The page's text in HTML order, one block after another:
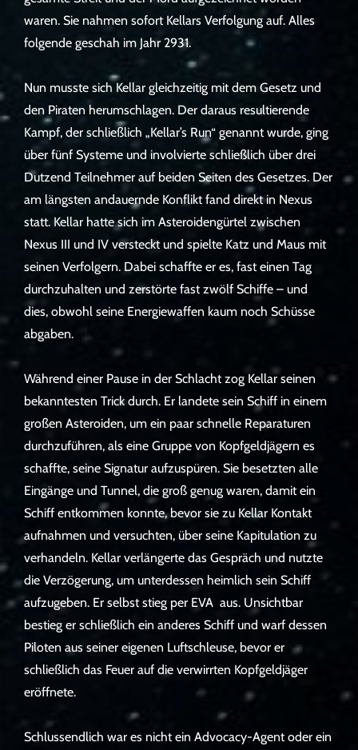
waren. Sie nahmen sofort Kellars Verfolgung auf. Alles
folgende geschah im Jahr 2931.
Nun musste sich Kellar gleichzeitig mit dem Gesetz und
den Piraten herumschlagen. Der daraus resultierende
Kampf, der schließlich „Kellar’s Run“ genannt wurde, ging
über fünf Systeme und involvierte schließlich über drei
Dutzend Teilnehmer auf beiden Seiten des Gesetzes. Der
am längsten andauernde Konflikt fand direkt in Nexus
statt. Kellar hatte sich im Asteroidengürtel zwischen
Nexus III und IV versteckt und spielte Katz und Maus mit
seinen Verfolgern. Dabei schaffte er es, fast einen Tag
durchzuhalten und zerstörte fast zwölf Schiffe – und
dies, obwohl seine Energiewaffen kaum noch Schüsse
abgaben.
Während einer Pause in der Schlacht zog Kellar seinen
bekanntesten Trick durch. Er landete sein Schiff in einem
großen Asteroiden, um ein paar schnelle Reparaturen
durchzuführen, als eine Gruppe von Kopfgeldjägern es
schaffte, seine Signatur aufzuspüren. Sie besetzten alle
Eingänge und Tunnel, die groß genug waren, damit ein
Schiff entkommen konnte, bevor sie zu Kellar Kontakt
aufnahmen und versuchten, über seine Kapitulation zu
verhandeln. Kellar verlängerte das Gespräch und nutzte
die Verzögerung, um unterdessen heimlich sein Schiff
aufzugeben. Er selbst stieg per EVA aus. Unsichtbar
bestieg er schließlich ein anderes Schiff und warf dessen
Piloten aus seiner eigenen Luftschleuse, bevor er
schließlich das Feuer auf die verwirrten Kopfgeldjäger
eröffnete.
Schlussendlich war es nicht ein Advocacy-Agent oder ein